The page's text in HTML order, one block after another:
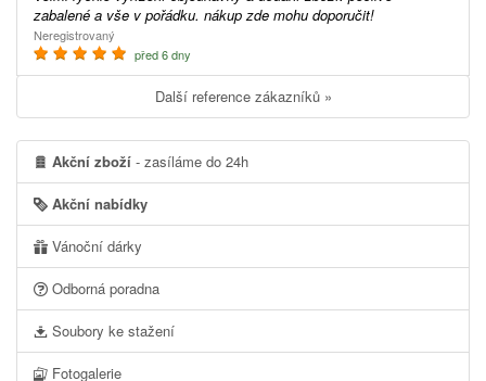
zabalené a vše v pořádku. nákup zde mohu doporučit!
Neregistrovaný
před 6 dny
Další reference zákazníků »
Akční zboží - zasíláme do 24h
Akční nabídky
Vánoční dárky
Odborná poradna
Soubory ke stažení
Fotogalerie